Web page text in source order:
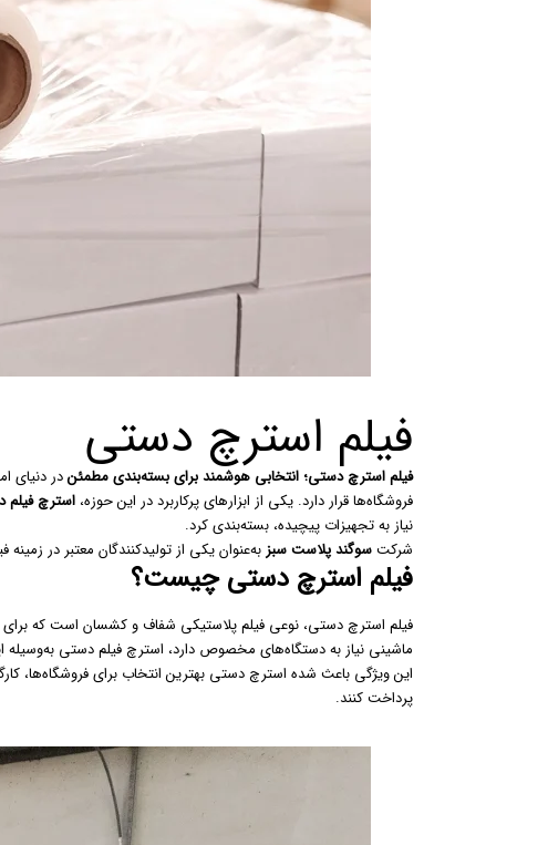
فیلم استرچ دستی
فیلم استرچ دستی؛ انتخابی هوشمند برای بسته‌بندی مطمئندر دنیای
فروشگاه‌ها قرار دارد. یکی از ابزارهای پرکاربرد در این حوزه، استرچ فیلم
نیاز به تجهیزات پیچیده، بسته‌بندی کرد.
شرکتسوگند پلاست سبزبه‌عنوان یکی از تولیدکنندگان معتبر در
فیلم استرچ دستی چیست؟
فیلم استرچ دستی، نوعی فیلم پلاستیکی شفاف و کشسان است که
ماشینی نیاز به دستگاه‌های مخصوص دارد، استرچ فیلم دستی
این ویژگی باعث شده استرچ دستی بهترین انتخاب برای
پرداخت کنند.